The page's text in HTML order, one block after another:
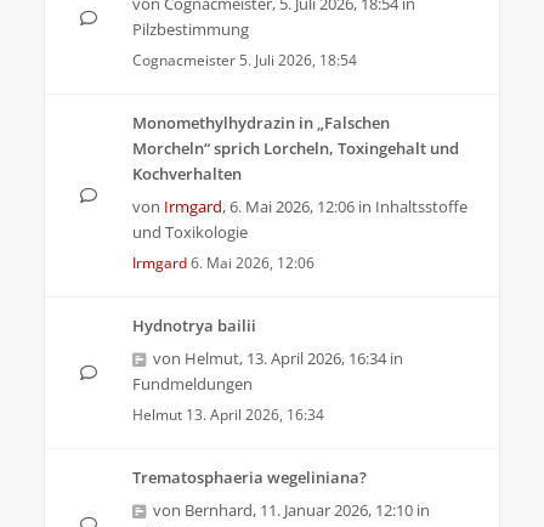
Pilzbestimmung
Cognacmeister 5. Juli 2026, 18:54
Monomethylhydrazin in „Falschen
Morcheln“ sprich Lorcheln, Toxingehalt und
Kochverhalten
von Irmgard,6. Mai 2026, 12:06 in Inhaltsstoffe
und Toxikologie
Irmgard6. Mai 2026, 12:06
Hydnotrya bailii
von Helmut, 13. April 2026, 16:34in
Fundmeldungen
Helmut 13. April 2026, 16:34
Trematosphaeria wegeliniana?
von Bernhard, 11. Januar 2026, 12:10 in